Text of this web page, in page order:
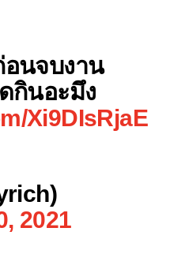
นจบงาน
กินอะมึง
Xi9DIsRjaE
2021